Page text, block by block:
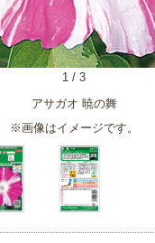
アサガオ 暁の舞
※画像はイメージです。
1 / 3